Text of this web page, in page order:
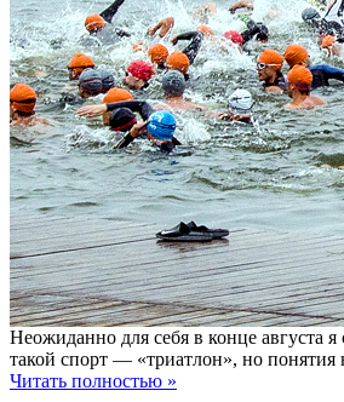
Неожиданно для себя в конце августа
такой спорт — «триатлон», но понятия
Читать полностью »